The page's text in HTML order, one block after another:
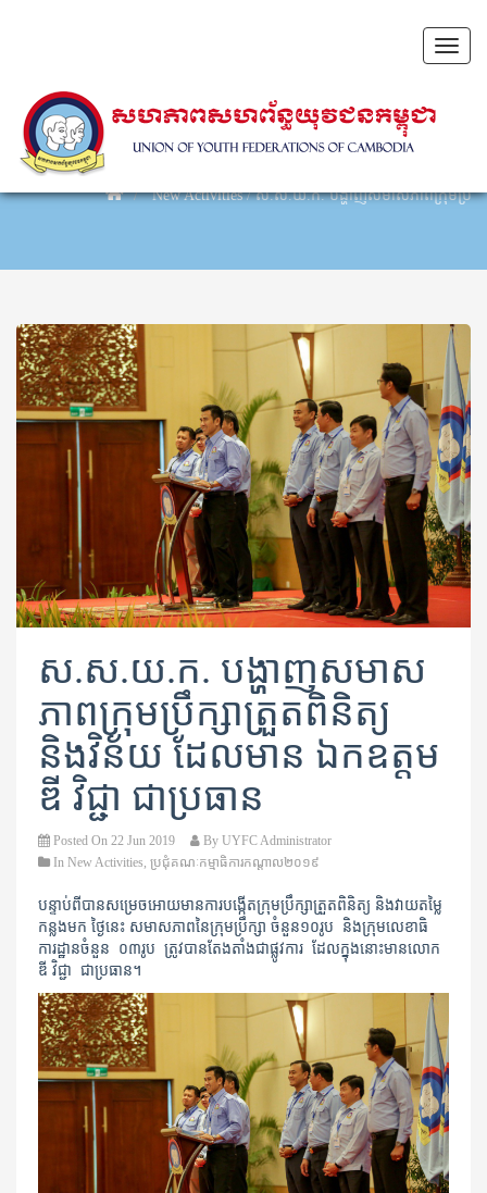
Toggle
New Activities /ស.ស.យ.ក. បង្ហាញសមាសភាពក្រុមប្រឹក្សា
ស.ស.យ.ក. បង្ហាញសមាស
ភាពក្រុមប្រឹក្សាត្រួតពិនិត្យ
និងវិន័យ ដែលមាន ឯកឧត្តម
ឌី វិជ្ជា ជាប្រធាន
Posted On 22 Jun 2019 By UYFC Administrator
In New Activities ប្រជុំគណៈកម្មាធិការកណ្តាល​២០១៩
បន្ទាប់ពីបានសម្រេចអោយមានការបង្កើតក្រុមប្រឹក្សាត្រួតពិនិត្យ និងវាយតម្លៃ
កន្លងមក ថ្ងៃនេះ សមាសភាពនៃក្រុមប្រឹក្សា ចំនួន១០រូប និងក្រុមលេខាធិ
ការដ្ឋានចំនួន ០៣រូប ត្រូវបានតែងតាំងជាផ្លូវការ ដែលក្នុងនោះមានលោក
ឌី វិជ្ជា ជាប្រធាន។